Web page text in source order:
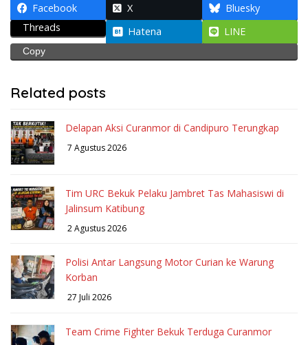
Facebook X
Bluesky
Threads
Hatena LINE
Copy
Related posts
Delapan Aksi Curanmor di Candipuro Terungkap
7 Agustus 2026
Tim URC Bekuk Pelaku Jambret Tas Mahasiswi di
Jalinsum Katibung
2 Agustus 2026
Polisi Antar Langsung Motor Curian ke Warung
Korban
27 Juli 2026
Team Crime Fighter Bekuk Terduga Curanmor